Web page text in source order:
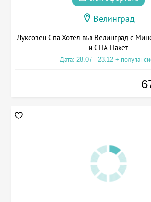
Велинград
Луксозен Спа Хотел във Велинград с
и СПА Пакет
Дата: 28.07 - 23.12 +